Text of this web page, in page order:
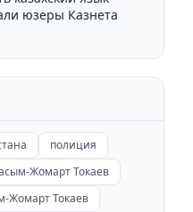
юзеры Казнета
полиция
Жомарт Токаев
Жомарт Токаев